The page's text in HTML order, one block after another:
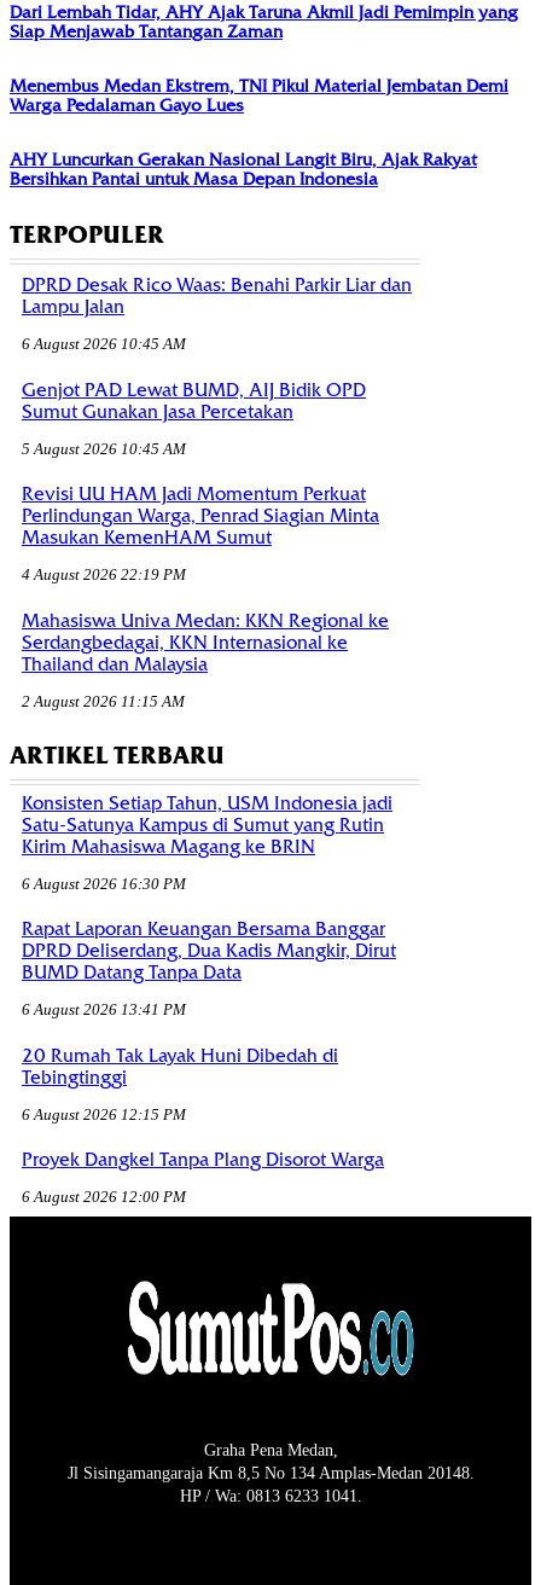
Dari Lembah Tidar, AHY Ajak Taruna Akmil Jadi Pemimpin yang
Siap Menjawab Tantangan Zaman
Menembus Medan Ekstrem, TNI Pikul Material Jembatan Demi
Warga Pedalaman Gayo Lues
AHY Luncurkan Gerakan Nasional Langit Biru, Ajak Rakyat
Bersihkan Pantai untuk Masa Depan Indonesia
TERPOPULER
DPRD Desak Rico Waas: Benahi Parkir Liar dan
Lampu Jalan
6 August 2026 10:45 AM
Genjot PAD Lewat BUMD, AIJ Bidik OPD
Sumut Gunakan Jasa Percetakan
5 August 2026 10:45 AM
Revisi UU HAM Jadi Momentum Perkuat
Perlindungan Warga, Penrad Siagian Minta
Masukan KemenHAM Sumut
4 August 2026 22:19 PM
Mahasiswa Univa Medan: KKN Regional ke
Serdangbedagai, KKN Internasional ke
Thailand dan Malaysia
2 August 2026 11:15 AM
ARTIKEL TERBARU
Konsisten Setiap Tahun, USM Indonesia jadi
Satu-Satunya Kampus di Sumut yang Rutin
Kirim Mahasiswa Magang ke BRIN
6 August 2026 16:30 PM
Rapat Laporan Keuangan Bersama Banggar
DPRD Deliserdang, Dua Kadis Mangkir, Dirut
BUMD Datang Tanpa Data
6 August 2026 13:41 PM
20 Rumah Tak Layak Huni Dibedah di
Tebingtinggi
6 August 2026 12:15 PM
Proyek Dangkel Tanpa Plang Disorot Warga
6 August 2026 12:00 PM
Graha Pena Medan,
Jl Sisingamangaraja Km 8,5 No 134 Amplas-Medan 20148.
HP / Wa: 0813 6233 1041.